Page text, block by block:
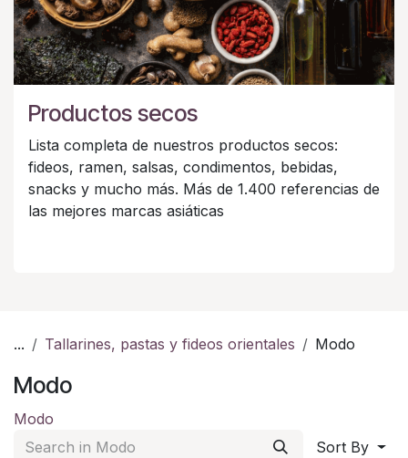
Productos secos
Lista completa de nuestros productos secos:
fideos, ramen, salsas, condimentos, bebidas,
snacks y mucho más. Más de 1.400 referencias de
las mejores marcas asiáticas
... Tallarines, pastas y fideos orientales Modo
Modo
Modo
Sort By